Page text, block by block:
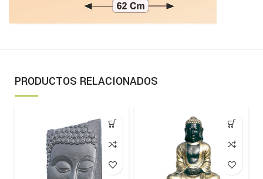
PRODUCTOS RELACIONADOS